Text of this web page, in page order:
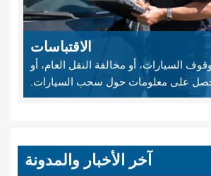
الاقتباسات
السيارات، أو مخالفة النقل العام، أو
على معلومات حول سحب السيارات.
آخر الأخبار والمدونة